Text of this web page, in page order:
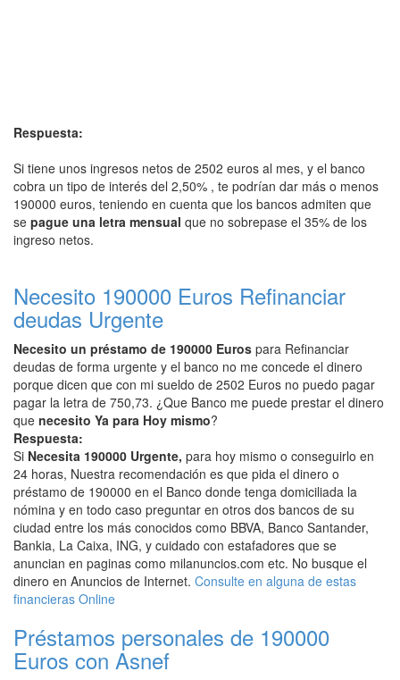
Respuesta:
Si tiene unos ingresos netos de 2502 euros al mes, y el banco
cobra un tipo de interés del 2,50% , te podrían dar más o menos
190000 euros, teniendo en cuenta que los bancos admiten que
se pague una letra mensual que no sobrepase el 35% de los
ingreso netos.
Necesito 190000 Euros Refinanciar
deudas Urgente
Necesito un préstamo de 190000 Euros para Refinanciar
deudas de forma urgente y el banco no me concede el dinero
porque dicen que con mi sueldo de 2502 Euros no puedo pagar
pagar la letra de 750,73. ¿Que Banco me puede prestar el dinero
que necesito Ya para Hoy mismo?
Respuesta:
Si Necesita 190000 Urgente, para hoy mismo o conseguirlo en
24 horas, Nuestra recomendación es que pida el dinero o
préstamo de 190000 en el Banco donde tenga domiciliada la
nómina y en todo caso preguntar en otros dos bancos de su
ciudad entre los más conocidos como BBVA, Banco Santander,
Bankia, La Caixa, ING, y cuidado con estafadores que se
anuncian en paginas como milanuncios.com etc. No busque el
dinero en Anuncios de Internet. Consulte en alguna de estas
financieras Online
Préstamos personales de 190000
Euros con Asnef